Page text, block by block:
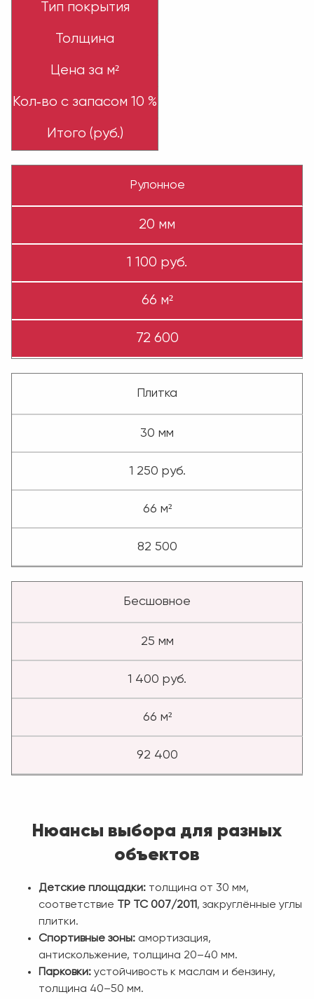
Тип покрытия
Толщина
Цена за м²
Кол‑во с запасом 10 %
Итого (руб.)
Рулонное
20 мм
1 100 руб.
66 м²
72 600
Плитка
30 мм
1 250 руб.
66 м²
82 500
Бесшовное
25 мм
1 400 руб.
66 м²
92 400
Нюансы выбора для разных
объектов
Детские площадки: толщина от 30 мм,
соответствие ТР ТС 007/2011, закруглённые углы
плитки.
Спортивные зоны: амортизация,
антискольжение, толщина 20–40 мм.
Парковки: устойчивость к маслам и бензину,
толщина 40–50 мм.